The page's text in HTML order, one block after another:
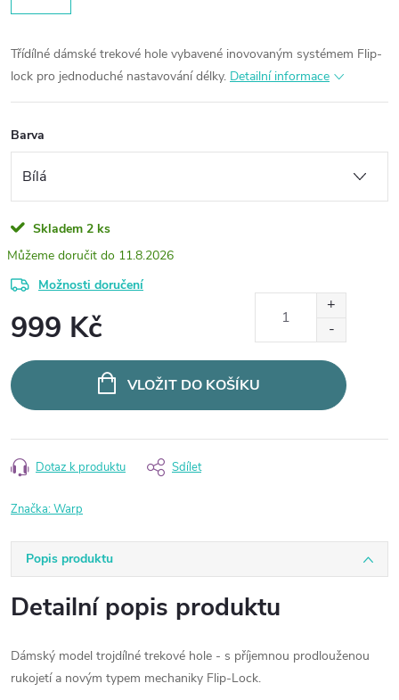
Třídílné dámské trekové hole vybavené inovovaným systémem Flip-
lock pro jednoduché nastavování délky. Detailní informace
Barva
Skladem 2 ks
11.8.2026
Možnosti doručení
999 Kč
cena:
VLOŽIT DO KOŠÍKU
Dotaz k produktu Sdílet
Značka:Warp
Popis produktu
Detailní popis produktu
Dámský model trojdílné trekové hole - s příjemnou prodlouženou
rukojetí a novým typem mechaniky Flip-Lock.